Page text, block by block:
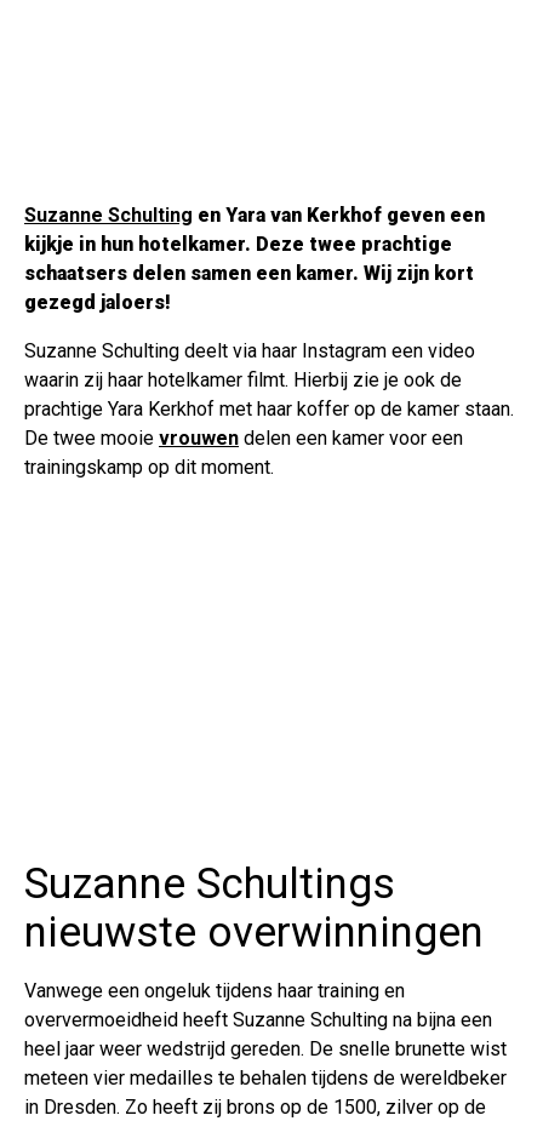
Suzanne Schulting en Yara van Kerkhof geven een
kijkje in hun hotelkamer. Deze twee prachtige
schaatsers delen samen een kamer. Wij zijn kort
gezegd jaloers!
Suzanne Schulting deelt via haar Instagram een video
waarin zij haar hotelkamer filmt. Hierbij zie je ook de
prachtige Yara Kerkhof met haar koffer op de kamer staan.
De twee mooie vrouwen delen een kamer voor een
trainingskamp op dit moment.
Suzanne Schultings
nieuwste overwinningen
Vanwege een ongeluk tijdens haar training en
oververmoeidheid heeft Suzanne Schulting na bijna een
heel jaar weer wedstrijd gereden. De snelle brunette wist
meteen vier medailles te behalen tijdens de wereldbeker
in Dresden. Zo heeft zij brons op de 1500, zilver op de